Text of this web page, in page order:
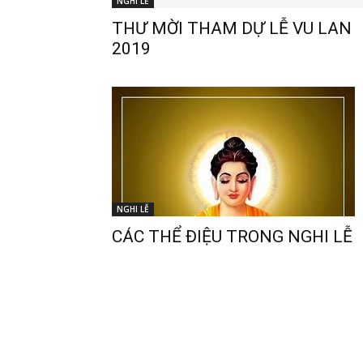
THƯ MỜI THAM DỰ LỄ VU LAN
2019
NGHI LỄ
CÁC THỂ ĐIỆU TRONG NGHI LỄ